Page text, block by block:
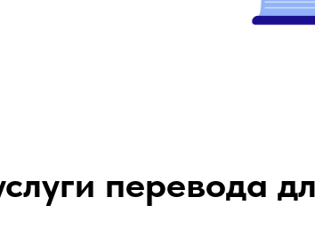
перевода